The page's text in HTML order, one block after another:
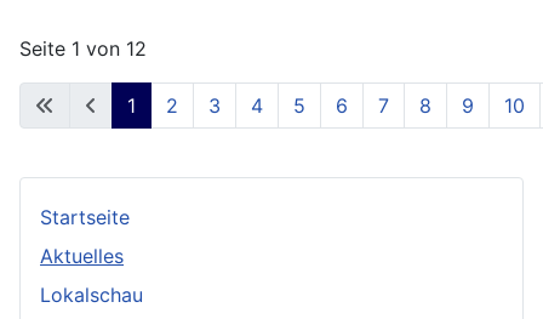
Startseite
Aktuelles
Lokalschau
Seite 1 von 12
1 2 3 4 5 6 7 8 9 10